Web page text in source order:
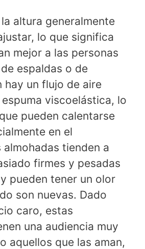
altura generalmente
lo que significa
mejor a las personas
espaldas o de
hay un flujo de aire
viscoelástica, lo
pueden calentarse
en el
almohadas tienden a
firmes y pesadas
pueden tener un olor
son nuevas. Dado
caro, estas
una audiencia muy
aquellos que las aman,